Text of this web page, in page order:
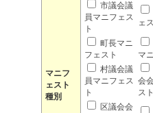
マニフ
ェスト
種別
市議会議
員マニフェス
ト
ェ
町長マニ
フェスト
マ
村議会議
員マニフェス
ト
会
スト
区議会会